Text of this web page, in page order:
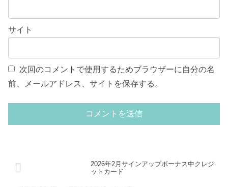
サイト
次回のコメントで使用するためブラウザーに自分の名
前、メールアドレス、サイトを保存する。
2026年2月サインアップボーナス中クレジ
ットカード